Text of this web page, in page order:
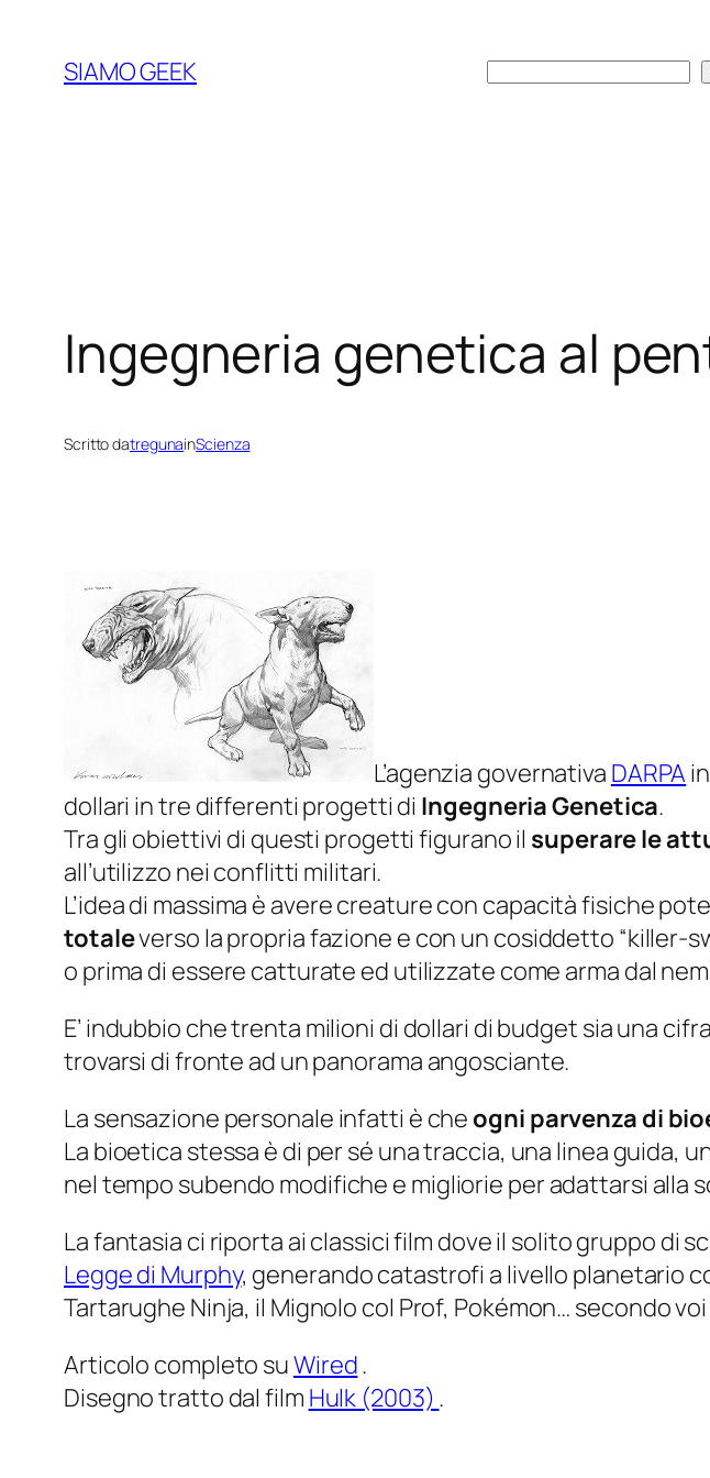
contenuto
SIAMO GEEK Cerca
Ingegneria genetica al
Scritto datregunainScienza
L’agenzia governativa DARPA
dollari in tre differenti progetti di Ingegneria Genetica.
Tra gli obiettivi di questi progetti figurano il superare le
all’utilizzo nei conflitti militari.
L’idea di massima è avere creature con capacità fisiche
totaleverso la propria fazione e con un cosiddetto “killer-
o prima di essere catturate ed utilizzate come arma dal
E’ indubbio che trenta milioni di dollari di budget sia una
trovarsi di fronte ad un panorama angosciante.
La sensazione personale infatti è che ogni parvenza di
La bioetica stessa è di per sé una traccia, una linea guida,
nel tempo subendo modifiche e migliorie per adattarsi alla
La fantasia ci riporta ai classici film dove il solito gruppo di
Legge di Murphy, generando catastrofi a livello planetario
Tartarughe Ninja, il Mignolo col Prof, Pokémon… secondo
Articolo completo suWired.
Disegno tratto dal film Hulk (2003) .